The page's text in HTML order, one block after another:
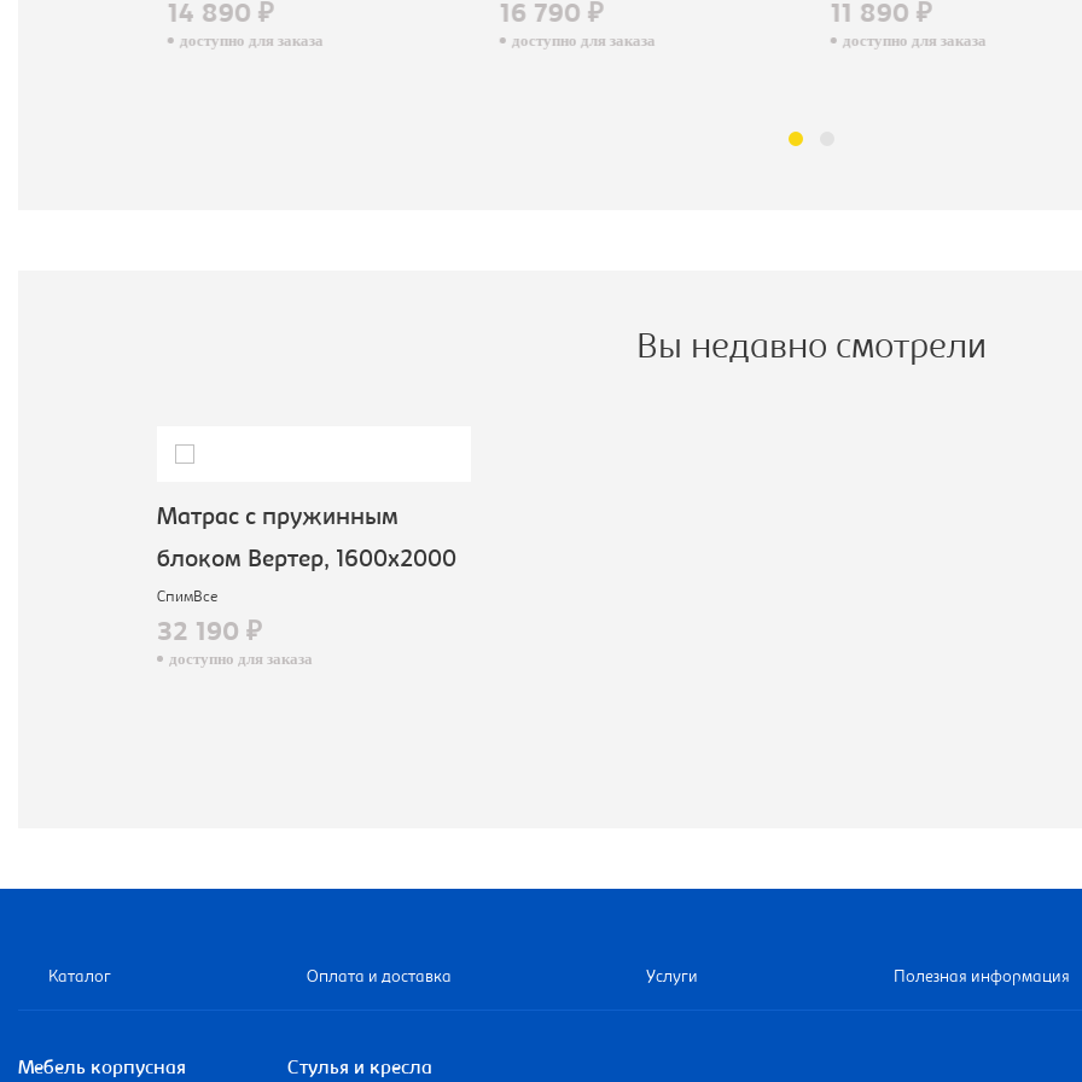
14 890 ₽
доступно для заказа
16 790 ₽
доступно для заказа
11 890 ₽
доступно для заказа
Вы недавно смотрели
Матрас с пружинным
блоком Вертер, 1600х2000
СпимВсе
32 190 ₽
доступно для заказа
Каталог Оплата и доставка Услуги Полезная информация
Мебель корпусная Стулья и кресла